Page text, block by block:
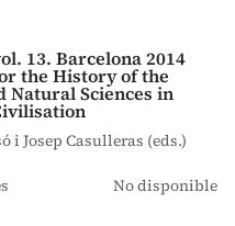
13. Barcelona 2014
the History of the
Natural Sciences in
i Josep Casulleras (eds.)
No disponible